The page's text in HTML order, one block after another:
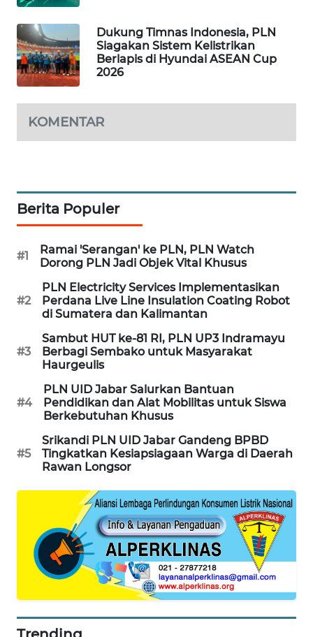
Dukung Timnas Indonesia, PLN
Siagakan Sistem Kelistrikan
Berlapis di Hyundai ASEAN Cup
2026
KOMENTAR
Berita Populer
#1
Ramai 'Serangan' ke PLN, PLN Watch
Dorong PLN Jadi Objek Vital Khusus
#2
PLN Electricity Services Implementasikan
Perdana Live Line Insulation Coating Robot
di Sumatera dan Kalimantan
#3
Sambut HUT ke-81 RI, PLN UP3 Indramayu
Berbagi Sembako untuk Masyarakat
Haurgeulis
#4
PLN UID Jabar Salurkan Bantuan
Pendidikan dan Alat Mobilitas untuk Siswa
Berkebutuhan Khusus
#5
Srikandi PLN UID Jabar Gandeng BPBD
Tingkatkan Kesiapsiagaan Warga di Daerah
Rawan Longsor
WN
LABUHANBATU
WN
TENGAH
WN DELI
WN
TEBING
TINGGI
WN
WN
WN
WN
BOGOR
WN
TAPANULI
UTARA
SAMOSIR